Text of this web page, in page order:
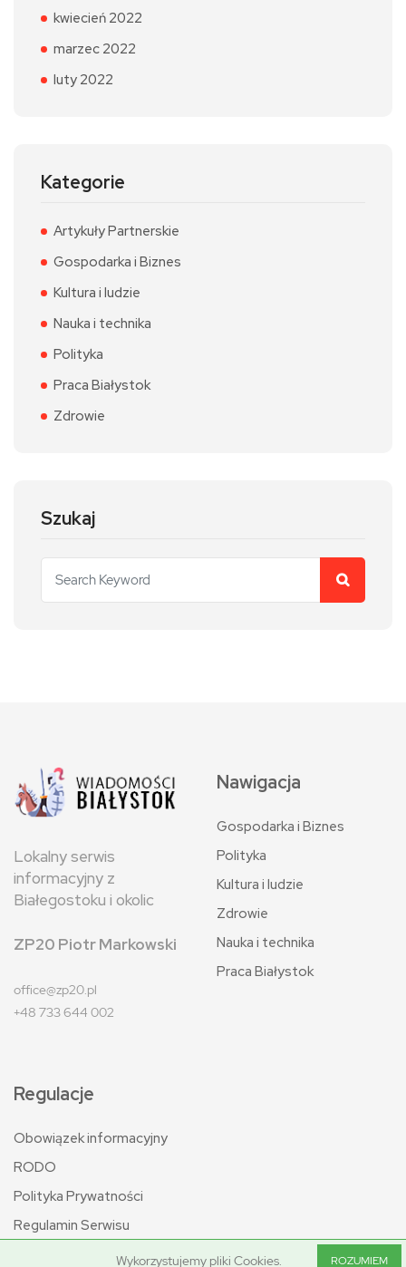
kwiecień 2022
marzec 2022
luty 2022
Kategorie
Artykuły Partnerskie
Gospodarka i Biznes
Kultura i ludzie
Nauka i technika
Polityka
Praca Białystok
Zdrowie
Szukaj
Lokalny serwis
informacyjny z
Białegostoku i okolic
ZP20 Piotr Markowski
office@zp20.pl
+48 733 644 002
Nawigacja
Gospodarka i Biznes
Polityka
Kultura i ludzie
Zdrowie
Nauka i technika
Praca Białystok
Regulacje
Obowiązek informacyjny
RODO
Polityka Prywatności
Regulamin Serwisu
Wykorzystujemy pliki Cookies. ROZUMIEM